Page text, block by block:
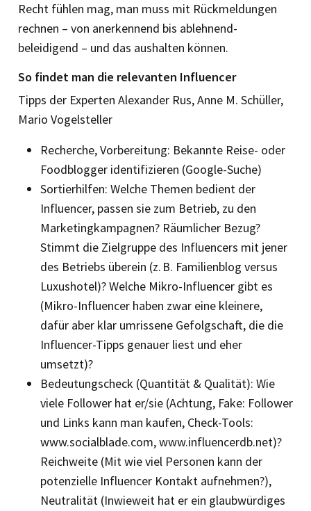
Recht fühlen mag, man muss mit Rückmeldungen
rechnen – von anerkennend bis ablehnend-
beleidigend – und das aushalten können.
So findet man die relevanten Influencer
Tipps der Experten Alexander Rus, Anne M. Schüller,
Mario Vogelsteller
Recherche, Vorbereitung: Bekannte Reise- oder
Foodblogger identifizieren (Google-Suche)
Sortierhilfen: Welche Themen bedient der
Influencer, passen sie zum Betrieb, zu den
Marketingkampagnen? Räumlicher Bezug?
Stimmt die Zielgruppe des Influencers mit jener
des Betriebs überein (z. B. Familienblog versus
Luxushotel)? ­Welche Mikro-Influencer gibt es
(Mikro-Influencer haben zwar eine kleinere,
dafür aber klar umrissene Gefolgschaft, die die
Influencer-Tipps genauer liest und eher
umsetzt)?
Bedeutungscheck (Quantität & Qualität): Wie
viele Follower hat er/sie (Achtung, Fake: Follower
und Links kann man kaufen, Check-Tools:
www.socialblade.com, www.influencerdb.net)?
Reichweite (Mit wie viel Personen kann der
potenzielle Influencer Kontakt aufnehmen?),
Neutralität (Inwieweit hat er ein glaubwürdiges